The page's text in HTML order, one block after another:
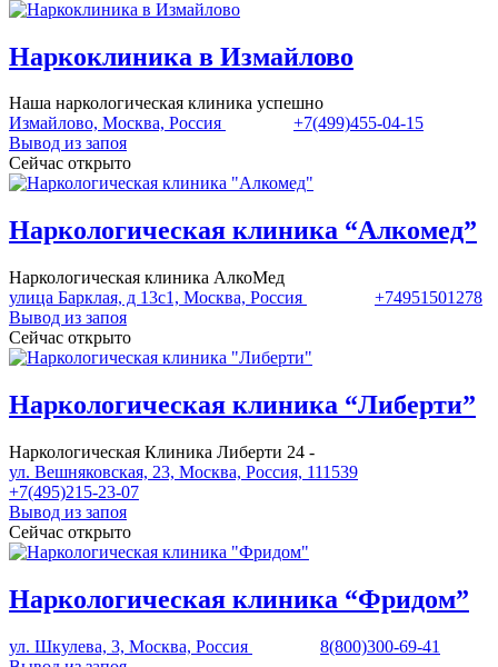
Наркоклиника в Измайлово
Наша наркологическая клиника успешно
Измайлово, Москва, Россия
+7(499)455-04-15
Вывод из запоя
Сейчас открыто
Наркологическая клиника “Алкомед”
Наркологическая клиника АлкоМед
улица Барклая, д 13с1, Москва, Россия
+74951501278
Вывод из запоя
Сейчас открыто
Наркологическая клиника “Либерти”
Наркологическая Клиника Либерти 24 -
ул. Вешняковская, 23, Москва, Россия, 111539
+7(495)215-23-07
Вывод из запоя
Сейчас открыто
Наркологическая клиника “Фридом”
ул. Шкулева, 3, Москва, Россия
8(800)300-69-41